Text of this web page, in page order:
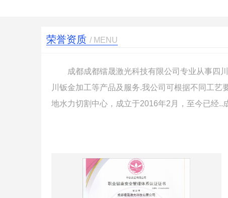
荣誉资质 / MENU
成都成都镭晟激光科技有限公司专业从事四
川钣金加工等产品及服务.我公司可根据不同工
地水力切割中心，成立于2016年2月，至今已经